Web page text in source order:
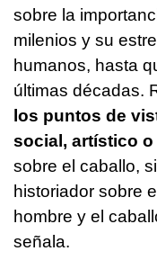
sobre la
milenios y su
humanos, hasta
últimas décadas.
los puntos de
social, artístico o
sobre el caballo,
historiador sobre
hombre y el
señala.